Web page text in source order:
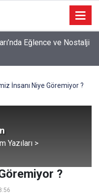
Eğlence ve Nostalji
İnsanı Niye Göremiyor ?
Yazıları >
?